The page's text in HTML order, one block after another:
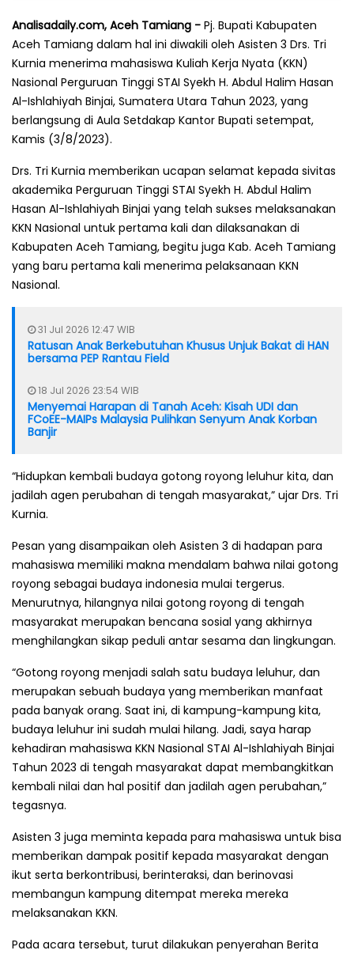
Analisadaily.com, Aceh Tamiang - Pj. Bupati Kabupaten
Aceh Tamiang dalam hal ini diwakili oleh Asisten 3 Drs. Tri
Kurnia menerima mahasiswa Kuliah Kerja Nyata (KKN)
Nasional Perguruan Tinggi STAI Syekh H. Abdul Halim Hasan
Al-Ishlahiyah Binjai, Sumatera Utara Tahun 2023, yang
berlangsung di Aula Setdakap Kantor Bupati setempat,
Kamis (3/8/2023).
Drs. Tri Kurnia memberikan ucapan selamat kepada sivitas
akademika Perguruan Tinggi STAI Syekh H. Abdul Halim
Hasan Al-Ishlahiyah Binjai yang telah sukses melaksanakan
KKN Nasional untuk pertama kali dan dilaksanakan di
Kabupaten Aceh Tamiang, begitu juga Kab. Aceh Tamiang
yang baru pertama kali menerima pelaksanaan KKN
Nasional.
31 Jul 2026 12:47 WIB
Ratusan Anak Berkebutuhan Khusus Unjuk Bakat di HAN
bersama PEP Rantau Field
18 Jul 2026 23:54 WIB
Menyemai Harapan di Tanah Aceh: Kisah UDI dan
FCoEE-MAIPs Malaysia Pulihkan Senyum Anak Korban
Banjir
“Hidupkan kembali budaya gotong royong leluhur kita, dan
jadilah agen perubahan di tengah masyarakat,” ujar Drs. Tri
Kurnia.
Pesan yang disampaikan oleh Asisten 3 di hadapan para
mahasiswa memiliki makna mendalam bahwa nilai gotong
royong sebagai budaya indonesia mulai tergerus.
Menurutnya, hilangnya nilai gotong royong di tengah
masyarakat merupakan bencana sosial yang akhirnya
menghilangkan sikap peduli antar sesama dan lingkungan.
“Gotong royong menjadi salah satu budaya leluhur, dan
merupakan sebuah budaya yang memberikan manfaat
pada banyak orang. Saat ini, di kampung-kampung kita,
budaya leluhur ini sudah mulai hilang. Jadi, saya harap
kehadiran mahasiswa KKN Nasional STAI Al-Ishlahiyah Binjai
Tahun 2023 di tengah masyarakat dapat membangkitkan
kembali nilai dan hal positif dan jadilah agen perubahan,”
tegasnya.
Asisten 3 juga meminta kepada para mahasiswa untuk bisa
memberikan dampak positif kepada masyarakat dengan
ikut serta berkontribusi, berinteraksi, dan berinovasi
membangun kampung ditempat mereka mereka
melaksanakan KKN.
Pada acara tersebut, turut dilakukan penyerahan Berita